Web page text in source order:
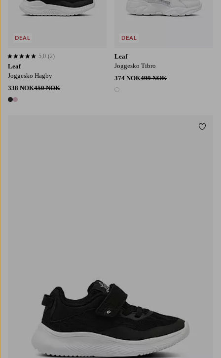
Leaf
Joggesko Hagby
338 NOK450 NOK
2 farger
5,0 basert på 2 karaktergivninger
5,0 (2)
DEAL
Leaf
Joggesko Tibro
374 NOK499 NOK
1 farge
DEAL